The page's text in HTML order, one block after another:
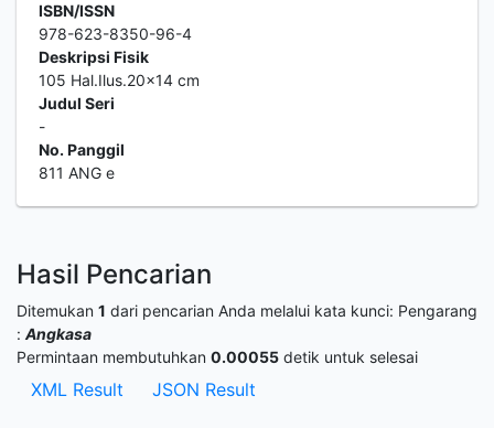
ISBN/ISSN
978-623-8350-96-4
Deskripsi Fisik
105 Hal.Ilus.20x14 cm
Judul Seri
-
No. Panggil
811 ANG e
Hasil Pencarian
Ditemukan 1 dari pencarian Anda melalui kata kunci: Pengarang
: Angkasa
Permintaan membutuhkan 0.00055 detik untuk selesai
XML Result JSON Result